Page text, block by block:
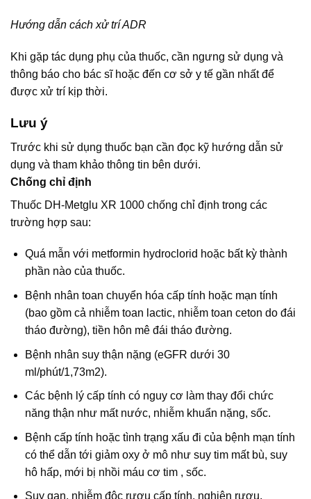
Hướng dẫn cách xử trí ADR
Khi gặp tác dụng phụ của thuốc, cần ngưng sử dụng và
thông báo cho bác sĩ hoặc đến cơ sở y tế gần nhất để
được xử trí kịp thời.
Lưu ý
Trước khi sử dụng thuốc bạn cần đọc kỹ hướng dẫn sử
dụng và tham khảo thông tin bên dưới.
Chống chỉ định
Thuốc DH-Metglu XR 1000 chống chỉ định trong các
trường hợp sau:
Quá mẫn với metformin hydroclorid hoặc bất kỳ thành
phần nào của thuốc.
Bệnh nhân toan chuyển hóa cấp tính hoặc mạn tính
(bao gồm cả nhiễm toan lactic, nhiễm toan ceton do đái
tháo đường), tiền hôn mê đái tháo đường.
Bệnh nhân suy thận nặng (eGFR dưới 30
ml/phút/1,73m2).
Các bệnh lý cấp tính có nguy cơ làm thay đổi chức
năng thận như mất nước, nhiễm khuẩn nặng, sốc.
Bệnh cấp tính hoặc tình trạng xấu đi của bệnh mạn tính
có thể dẫn tới giảm oxy ở mô như suy tim mất bù, suy
hô hấp, mới bị nhồi máu cơ tim , sốc.
Suy gan, nhiễm độc rượu cấp tính, nghiện rượu.